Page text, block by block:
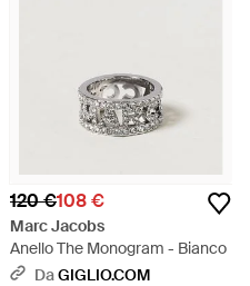
120 €108 €
Marc Jacobs
Anello The Monogram - Bianco
DaGIGLIO.COM